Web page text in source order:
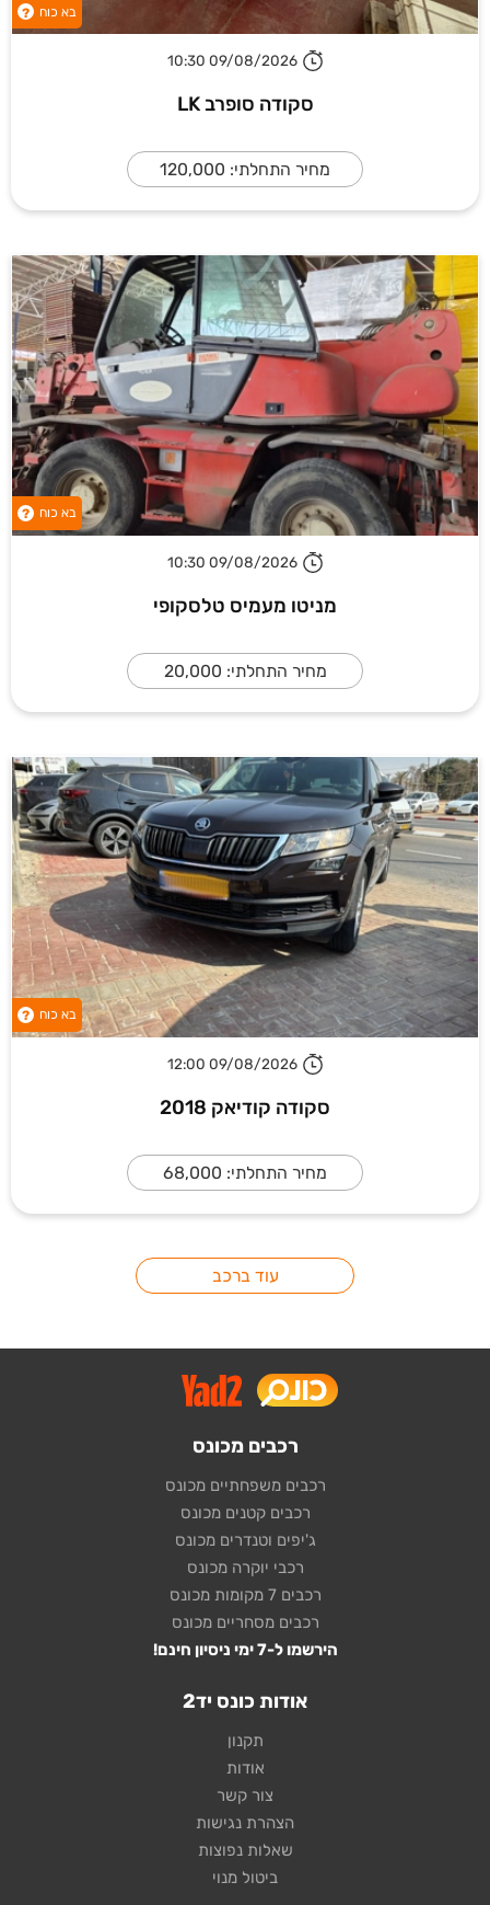
בא כוח ?
09/08/2026 10:30
סקודה סופרב LK
מחיר התחלתי: 120,000
בא כוח ?
09/08/2026 10:30
מניטו מעמיס טלסקופי
מחיר התחלתי: 20,000
בא כוח ?
09/08/2026 12:00
סקודה קודיאק 2018
מחיר התחלתי: 68,000
עוד ברכב
רכבים מכונס
רכבים משפחתיים מכונס
רכבים קטנים מכונס
ג'יפים וטנדרים מכונס
רכבי יוקרה מכונס
רכבים 7 מקומות מכונס
רכבים מסחריים מכונס
הירשמו ל-7 ימי ניסיון חינם!
אודות כונס יד2
תקנון
אודות
צור קשר
הצהרת נגישות
שאלות נפוצות
ביטול מנוי